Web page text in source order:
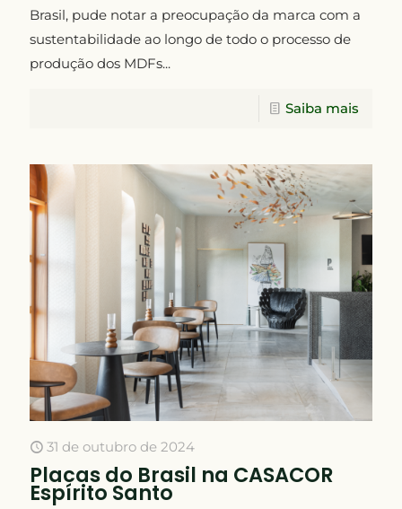
Brasil, pude notar a preocupação da marca com a
sustentabilidade ao longo de todo o processo de
produção dos MDFs...
Saiba mais
31 de outubro de 2024
Placas do Brasil na CASACOR
Espírito Santo